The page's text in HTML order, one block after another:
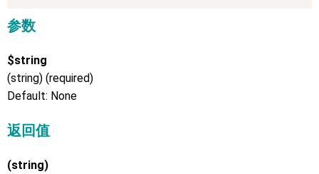
参数
$string
(string) (required)
Default: None
返回值
(string)